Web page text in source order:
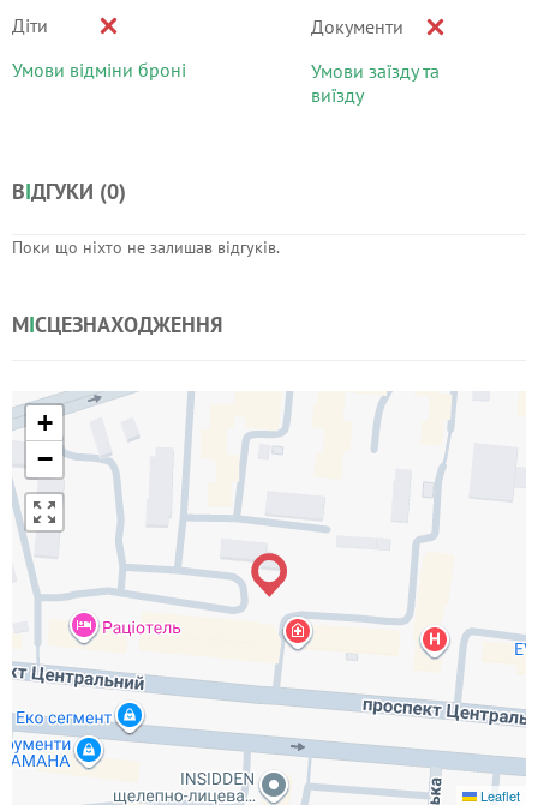
Діти
Умови відміни броні
Документи
Умови заїзду та
виїзду
ВІДГУКИ (0)
Поки що ніхто не залишав відгуків.
МІСЦЕЗНАХОДЖЕННЯ
+
−
Leaflet